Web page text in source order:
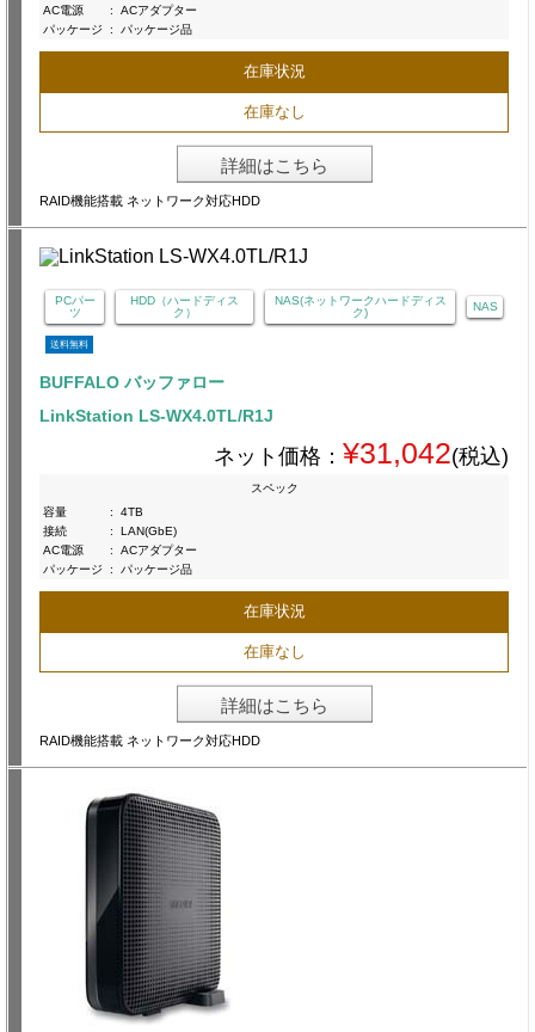
AC電源
:
ACアダプター
パッケージ
: パッケージ品
在庫状況
在庫なし
詳細はこちら
RAID機能搭載 ネットワーク対応HDD
PCパー
ツ
HDD（ハードディス
ク）
NAS(ネットワークハードディス
ク)
NAS
送料無料
BUFFALO バッファロー
LinkStation LS-WX4.0TL/R1J
ネット価格： ¥31,042(税込)
スペック
容量
:
4TB
接続
:
LAN(GbE)
AC電源
:
ACアダプター
パッケージ
: パッケージ品
在庫状況
在庫なし
詳細はこちら
RAID機能搭載 ネットワーク対応HDD